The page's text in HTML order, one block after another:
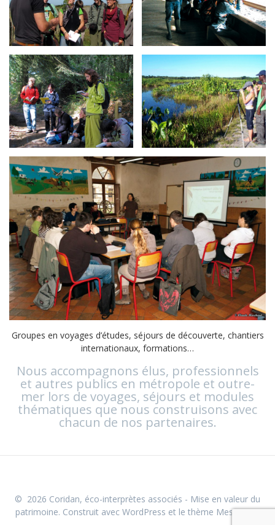
Groupes en voyages d’études, séjours de découverte, chantiers
internationaux, formations…
Nous accompagnons élus, professionnels
et autres publics en métropole et outre-
mer lors de voyages, séjours et modules
thématiques que nous construisons avec
chacun de nos partenaires.
© 2026 Coridan, éco-interprètes associés - Mise en valeur du
patrimoine. Construit avec WordPress et le thème Mesmerize